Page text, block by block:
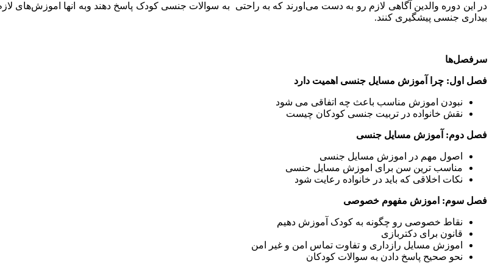
در این دوره والدین آگاهی لازم رو به دست می‌اورند که به راحتی به سوالات جنسی کودک پاسخ دهند وبه انها اموزش‌های
بیداری جنسی پیشگیری کنند.
سرفصل‌ها
فصل اول: چرا آموزش مسایل جنسی اهمیت دارد
نبودن اموزش مناسب باعث چه اتفاقی می شود
نقش خانواده در تربیت جنسی کودکان چیست
فصل دوم: آموزش مسایل جنسی
اصول مهم در اموزش مسایل جنسی
مناسب ترین سن برای اموزش مسایل حنسی
نکات اخلاقی که باید در خانواده رعایت شود
فصل سوم: اموزش مفهوم خصوصی
نقاط خصوصی رو چگونه به کودک آموزش دهیم
قانون برای دکتربازی
اموزش مسایل رازداری و تفاوت تماس امن و غیر امن
نحو صحیح پاسخ دادن به سوالات کودکان